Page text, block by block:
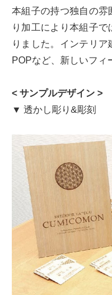
本組子の持つ独自の雰
り加工により本組子
りました。インテリア
POPなど、新しいフィ
< サンプルデザイン >
▼ 透かし彫り&彫刻